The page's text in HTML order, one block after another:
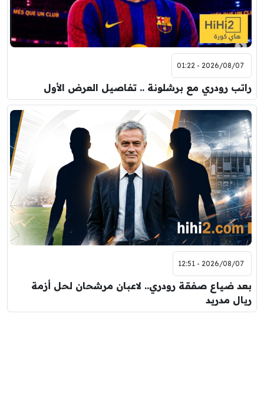
2026/08/07 - 01:22
راتب رودري مع برشلونة .. تفاصيل العرض الأول
2026/08/07 - 12:51
بعد ضياع صفقة رودري.. لاعبان مرشحان لحل أزمة
ريال مدريد